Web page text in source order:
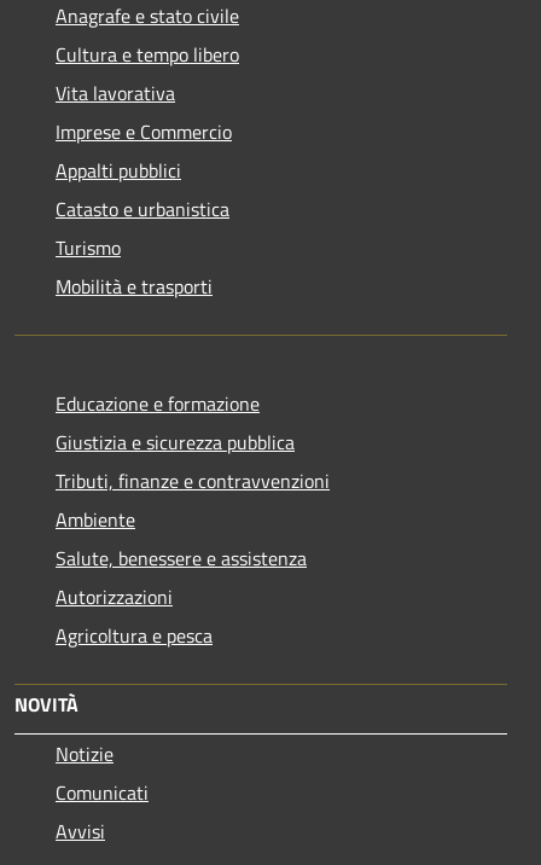
Anagrafe e stato civile
Cultura e tempo libero
Vita lavorativa
Imprese e Commercio
Appalti pubblici
Catasto e urbanistica
Turismo
Mobilità e trasporti
Educazione e formazione
Giustizia e sicurezza pubblica
Tributi, finanze e contravvenzioni
Ambiente
Salute, benessere e assistenza
Autorizzazioni
Agricoltura e pesca
NOVITÀ
Notizie
Comunicati
Avvisi